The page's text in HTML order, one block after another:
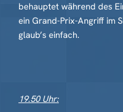
behauptet während des
ein Grand-Prix-Angriff im
glaub’s einfach.
19.50 Uhr: